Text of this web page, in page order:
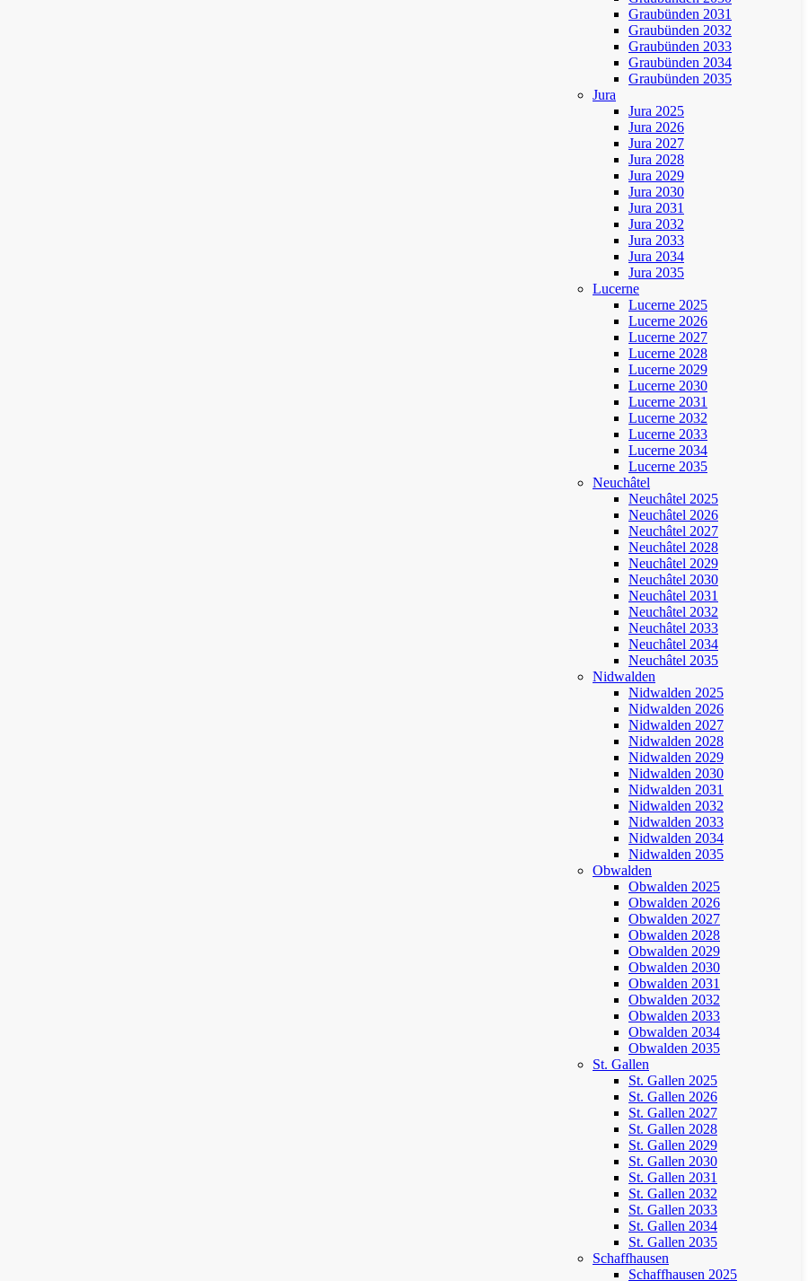
Graubünden 2031
Graubünden 2032
Graubünden 2033
Graubünden 2034
Graubünden 2035
Jura
Jura 2025
Jura 2026
Jura 2027
Jura 2028
Jura 2029
Jura 2030
Jura 2031
Jura 2032
Jura 2033
Jura 2034
Jura 2035
Lucerne
Lucerne 2025
Lucerne 2026
Lucerne 2027
Lucerne 2028
Lucerne 2029
Lucerne 2030
Lucerne 2031
Lucerne 2032
Lucerne 2033
Lucerne 2034
Lucerne 2035
Neuchâtel
Neuchâtel 2025
Neuchâtel 2026
Neuchâtel 2027
Neuchâtel 2028
Neuchâtel 2029
Neuchâtel 2030
Neuchâtel 2031
Neuchâtel 2032
Neuchâtel 2033
Neuchâtel 2034
Neuchâtel 2035
Nidwalden
Nidwalden 2025
Nidwalden 2026
Nidwalden 2027
Nidwalden 2028
Nidwalden 2029
Nidwalden 2030
Nidwalden 2031
Nidwalden 2032
Nidwalden 2033
Nidwalden 2034
Nidwalden 2035
Obwalden
Obwalden 2025
Obwalden 2026
Obwalden 2027
Obwalden 2028
Obwalden 2029
Obwalden 2030
Obwalden 2031
Obwalden 2032
Obwalden 2033
Obwalden 2034
Obwalden 2035
St. Gallen
St. Gallen 2025
St. Gallen 2026
St. Gallen 2027
St. Gallen 2028
St. Gallen 2029
St. Gallen 2030
St. Gallen 2031
St. Gallen 2032
St. Gallen 2033
St. Gallen 2034
St. Gallen 2035
Schaffhausen
Schaffhausen 2025